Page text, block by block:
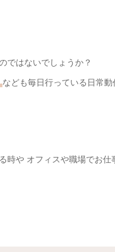
ではないでしょうか？
なども毎日行っている日常動
時や オフィスや職場でお仕